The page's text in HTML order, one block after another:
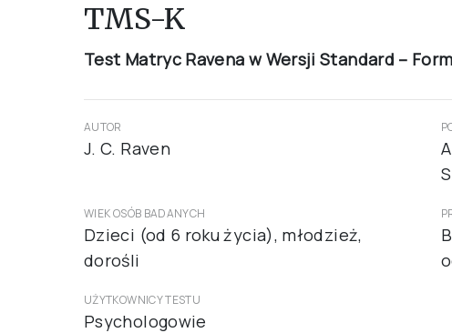
TMS-K
Test Matryc Ravena w Wersji Standard –
AUTOR
J. C. Raven
WIEK OSÓB BADANYCH
Dzieci (od 6 roku życia), młodzież,
dorośli
UŻYTKOWNICY TESTU
Psychologowie